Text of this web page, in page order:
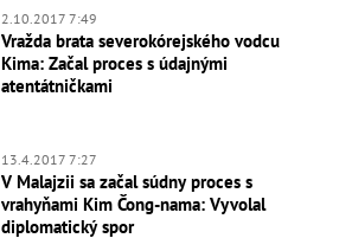
2.10.2017 7:49
Vražda brata severokórejského vodcu
Kima: Začal proces s údajnými
atentátničkami
13.4.2017 7:27
V Malajzii sa začal súdny proces s
vrahyňami Kim Čong-nama: Vyvolal
diplomatický spor